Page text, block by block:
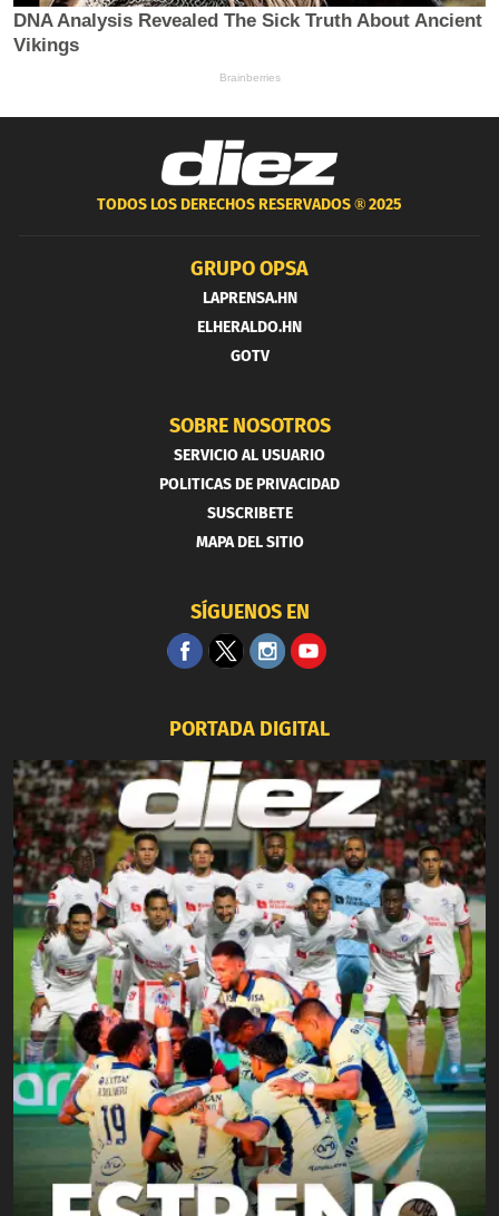
TODOS LOS DERECHOS RESERVADOS ®2025
GRUPO OPSA
LAPRENSA.HN
ELHERALDO.HN
GOTV
SOBRE NOSOTROS
SERVICIO AL USUARIO
POLITICAS DE PRIVACIDAD
SUSCRIBETE
MAPA DEL SITIO
SÍGUENOS EN
PORTADA DIGITAL